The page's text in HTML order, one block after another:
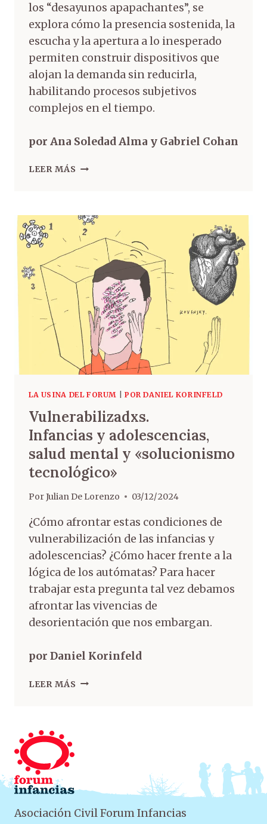
los “desayunos apapachantes”, se
explora cómo la presencia sostenida, la
escucha y la apertura a lo inesperado
permiten construir dispositivos que
alojan la demanda sin reducirla,
habilitando procesos subjetivos
complejos en el tiempo.
por Ana Soledad Alma y Gabriel Cohan
LEER MÁS
LA USINA DEL FORUM POR DANIEL KORINFELD
Vulnerabilizadxs.
Infancias y adolescencias,
salud mental y «solucionismo
tecnológico»
PorJulian De Lorenzo 03/12/2024
¿Cómo afrontar estas condiciones de
vulnerabilización de las infancias y
adolescencias? ¿Cómo hacer frente a la
lógica de los autómatas? Para hacer
trabajar esta pregunta tal vez debamos
afrontar las vivencias de
desorientación que nos embargan.
por Daniel Korinfeld
LEER MÁS
Asociación Civil Forum Infancias